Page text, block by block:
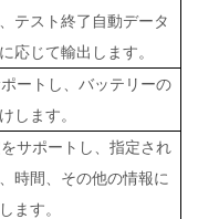
テスト終了自動データ
応じて輸出します。
ートし、バッテリーの
します。
サポートし、指定され
時間、その他の情報に
ます。